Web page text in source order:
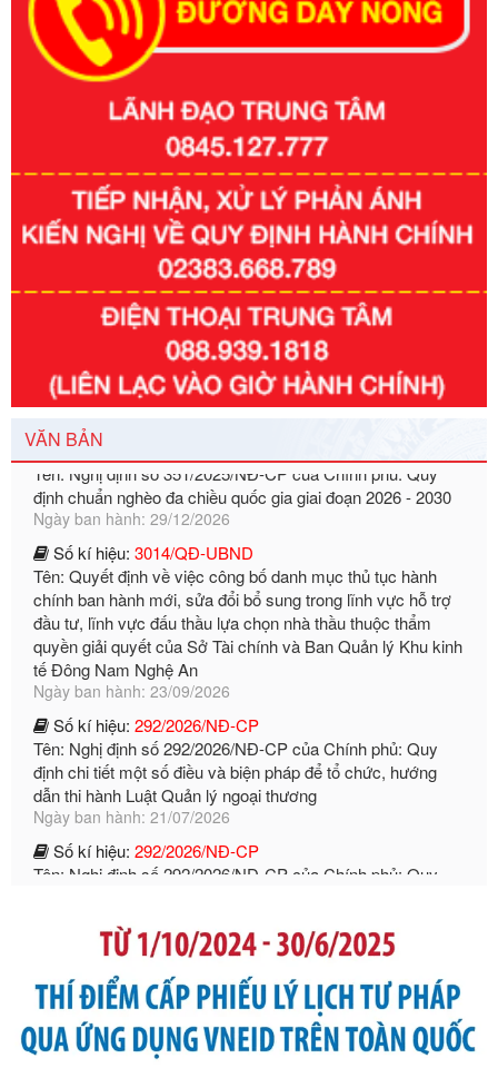
VĂN BẢN
Số kí hiệu:351/2025/NĐ-CP
Tên: Nghị định số 351/2025/NĐ-CP của Chính phủ: Quy
định chuẩn nghèo đa chiều quốc gia giai đoạn 2026 - 2030
Ngày ban hành: 29/12/2026
Số kí hiệu:3014/QĐ-UBND
Tên: Quyết định về việc công bố danh mục thủ tục hành
chính ban hành mới, sửa đổi bổ sung trong lĩnh vực hỗ trợ
đầu tư, lĩnh vực đấu thầu lựa chọn nhà thầu thuộc thẩm
quyền giải quyết của Sở Tài chính và Ban Quản lý Khu kinh
tế Đông Nam Nghệ An
Ngày ban hành: 23/09/2026
Số kí hiệu:292/2026/NĐ-CP
Tên: Nghị định số 292/2026/NĐ-CP của Chính phủ: Quy
định chi tiết một số điều và biện pháp để tổ chức, hướng
dẫn thi hành Luật Quản lý ngoại thương
Ngày ban hành: 21/07/2026
Số kí hiệu:292/2026/NĐ-CP
Tên: Nghị định số 292/2026/NĐ-CP của Chính phủ: Quy
định chi tiết một số điều và biện pháp để tổ chức, hướng
dẫn thi hành Luật Quản lý ngoại thương
Số kí hiệu:105/2026/TT-BTC
Tên: Thông tư số 105/2026/TT-BTC của Bộ Tài chính: Bãi
bỏ Thông tư số 87/2019/TT- BТC ngày 19 tháng 12 năm
2019 của Bộ trưởng Bộ Tài chính hướng dẫn thực hiện xử
phạt vi phạm hành chính trong lĩnh vực kho bạc nhà nước
Ngày ban hành: 21/07/2026